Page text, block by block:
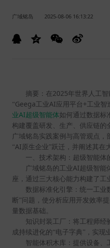
广域铭岛 2025-08-06 16:13:22
摘要：在2025年世界人工
“Geega工业AI应用平台 +工业智
业AI超级智能体如何通过数据标
构建覆盖研发、生产、供应链的
广域铭岛实践案例与高管观点
“AI 原生企业”跃迁，并阐述其在
一、技术架构：超级智能体
广域铭岛的工业AI超级智能
座，通过三大核心能力构建了工
数据标准化引擎：统一工业
断”问题，使分析应用开发效率
量数据基础。
知识封装工厂：将工程师经
成持续进化的“电子字典”，实现
智能体积木库：提供设备、